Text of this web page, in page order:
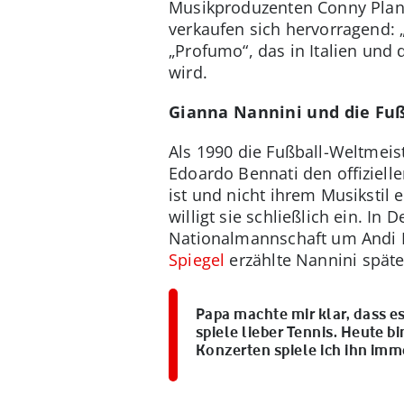
Musikproduzenten Conny
verkaufen sich hervorragend:
„Profumo“, das in Italien
wird.
Gianna Nannini und die
Als 1990 die Fußball-
Edoardo Bennati den
ist und nicht ihrem Musikstil
willigt sie schließlich ein. In
Nationalmannschaft um Andi
Spiegel erzählte Nannini
Papa machte mir klar, dass
spiele lieber Tennis. Heute
Konzerten spiele ich ihn